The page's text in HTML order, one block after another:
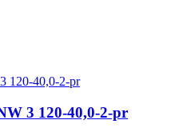
3 120-40,0-2-pr